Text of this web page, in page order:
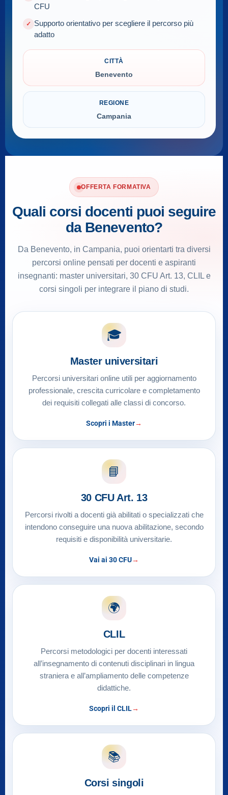
CFU
Supporto orientativo per scegliere il percorso più
adatto
CITTÀ
Benevento
REGIONE
Campania
OFFERTA FORMATIVA
Quali corsi docenti puoi seguire
da Benevento?
Da Benevento, in Campania, puoi orientarti tra diversi
percorsi online pensati per docenti e aspiranti
insegnanti: master universitari, 30 CFU Art. 13, CLIL e
corsi singoli per integrare il piano di studi.
🎓
Master universitari
Percorsi universitari online utili per aggiornamento
professionale, crescita curricolare e completamento
dei requisiti collegati alle classi di concorso.
Scopri i Master
📘
30 CFU Art. 13
Percorsi rivolti a docenti già abilitati o specializzati che
intendono conseguire una nuova abilitazione, secondo
requisiti e disponibilità universitarie.
Vai ai 30 CFU
🌍
CLIL
Percorsi metodologici per docenti interessati
all’insegnamento di contenuti disciplinari in lingua
straniera e all’ampliamento delle competenze
didattiche.
Scopri il CLIL
📚
Corsi singoli